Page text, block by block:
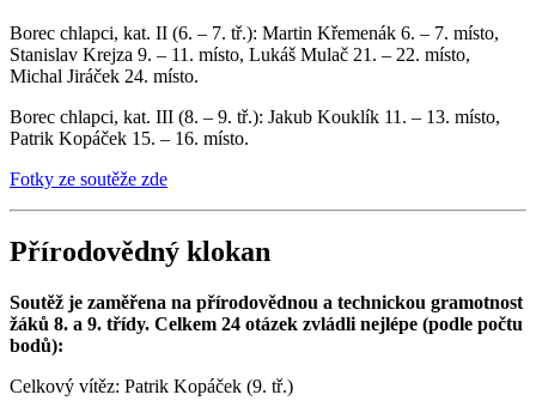
Borec chlapci, kat. II (6. – 7. tř.): Martin Křemenák 6. – 7. místo,
Stanislav Krejza 9. – 11. místo, Lukáš Mulač 21. – 22. místo,
Michal Jiráček 24. místo.
Borec chlapci, kat. III (8. – 9. tř.): Jakub Kouklík 11. – 13. místo,
Patrik Kopáček 15. – 16. místo.
Fotky ze soutěže zde
Přírodovědný klokan
Soutěž je zaměřena na přírodovědnou a technickou gramotnost
žáků 8. a 9. třídy. Celkem 24 otázek zvládli nejlépe (podle počtu
bodů):
Celkový vítěz: Patrik Kopáček (9. tř.)